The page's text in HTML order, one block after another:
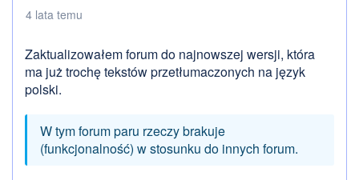
4 lata temu
Zaktualizowałem forum do najnowszej wersji, która
ma już trochę tekstów przetłumaczonych na język
polski.
W tym forum paru rzeczy brakuje
(funkcjonalność) w stosunku do innych forum.